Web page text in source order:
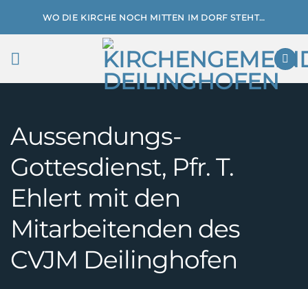
WO DIE KIRCHE NOCH MITTEN IM DORF STEHT…
Aussendungs-
Gottesdienst, Pfr. T.
Ehlert mit den
Mitarbeitenden des
CVJM Deilinghofen